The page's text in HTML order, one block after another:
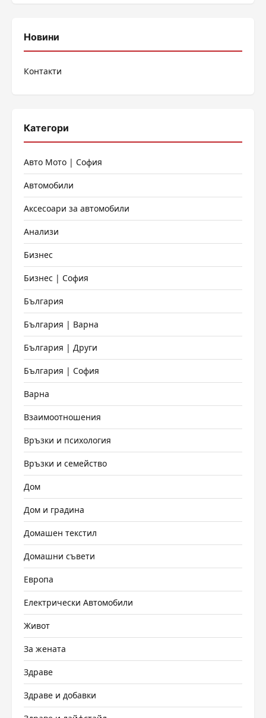
Новини
Контакти
Категори
Авто Мото | София
Автомобили
Аксесоари за автомобили
Анализи
Бизнес
Бизнес | София
България
България | Варна
България | Други
България | София
Варна
Взаимоотношения
Връзки и психология
Връзки и семейство
Дом
Дом и градина
Домашен текстил
Домашни съвети
Европа
Електрически Автомобили
Живот
За жената
Здраве
Здраве и добавки